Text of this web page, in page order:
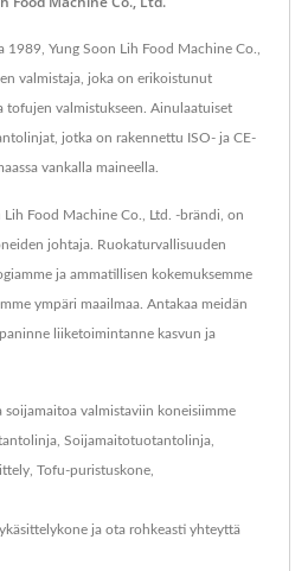
1989, Yung Soon Lih Food Machine Co.,
valmistaja, joka on erikoistunut
tofujen valmistukseen. Ainulaatuiset
jotka on rakennettu ISO- ja CE-
vankalla maineella.
Food Machine Co., Ltd. -brändi, on
johtaja. Ruokaturvallisuuden
ja ammatillisen kokemuksemme
ympäri maailmaa. Antakaa meidän
liiketoimintanne kasvun ja
valmistaviin koneisiimme
Soijamaitotuotantolinja
Tofu-puristuskone
ja ota rohkeasti yhteyttä